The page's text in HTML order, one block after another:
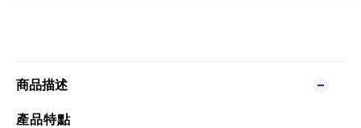
商品描述
產品特點